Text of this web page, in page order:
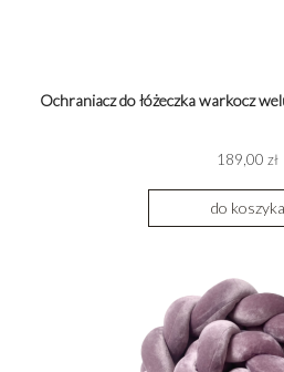
Ochraniacz do łóżeczka warkocz
189,00 zł
do koszyka